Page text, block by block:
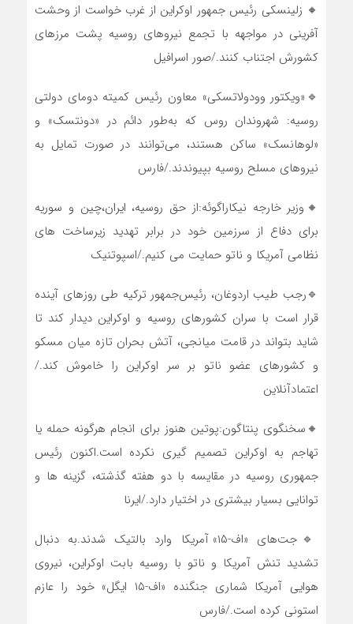
🔸 زلینسکی رئیس جمهور اوکراین از غرب خواست از وحشت
آفرینی در مواجهه با تجمع نیروهای روسیه پشت مرزهای
کشورش اجتناب کنند./صور اسرافیل
🔹«ویکتور وودولاتسکی» معاون رئیس کمیته دومای دولتی
روسیه: شهروندان روس که به‌طور دائم در «دونتسک» و
«لوهانسک» ساکن هستند، می‌توانند در صورت تمایل به
نیروهای مسلح روسیه بپیوندند./فارس
🔸وزیر خارجه نیکاراگوئه:از حق روسیه، ایران،چین و سوریه
برای دفاع از سرزمین خود در برابر تهدید زیرساخت های
نظامی آمریکا و ناتو حمایت می کنیم./اسپوتنیک
🔹رجب طیب اردوغان، رئیس‌جمهور ترکیه طی روزهای آینده
قرار است با سران کشورهای روسیه و اوکراین دیدار کند تا
شاید بتواند در قامت میانجی، آتش بحران تازه میان مسکو
و کشورهای عضو ناتو بر سر اوکراین را خاموش کند./
اعتمادآنلاین
🔸سخنگوی پنتاگون:پوتین هنوز برای انجام هرگونه حمله یا
تهاجم به اوکراین تصمیم گیری نکرده است.اکنون رئیس
جمهوری روسیه در مقایسه با دو هفته گذشته، گزینه ها و
توانایی بسیار بیشتری در اختیار دارد./ایرنا
🔹جت‌های «اف-۱۵» آمریکا وارد بالتیک شدند.به دنبال
تشدید تنش آمریکا و ناتو با روسیه بابت اوکراین، نیروی
هوایی آمریکا شماری جنگنده «اف-۱۵ ایگل» خود را عازم
استونی کرده است./فارس